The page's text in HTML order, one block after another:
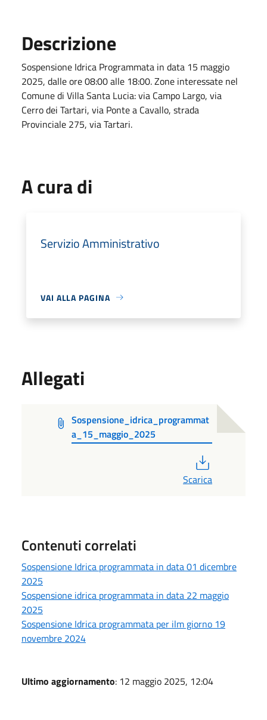
Descrizione
Sospensione Idrica Programmata in data 15 maggio
2025, dalle ore 08:00 alle 18:00. Zone interessate nel
Comune di Villa Santa Lucia: via Campo Largo, via
Cerro dei Tartari, via Ponte a Cavallo, strada
Provinciale 275, via Tartari.
A cura di
Servizio Amministrativo
VAI ALLA PAGINA
Allegati
Sospensione_idrica_programmat
a_15_maggio_2025
Scarica
Contenuti correlati
Sospensione Idrica programmata in data 01 dicembre
2025
Sospensione idrica programmata in data 22 maggio
2025
Sospensione Idrica programmata per ilm giorno 19
novembre 2024
Ultimo aggiornamento: 12 maggio 2025, 12:04